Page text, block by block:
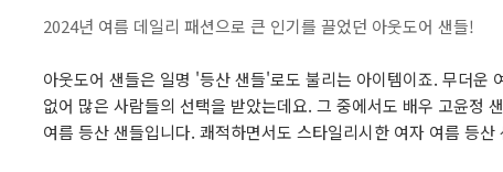
2024년 여름 데일리 패션으로 큰 인기를 끌었던 아웃도어 샌들!
아웃도어 샌들은 일명 '등산 샌들'로도 불리는 아이템이죠. 무더운
없어 많은 사람들의 선택을 받았는데요. 그 중에서도 배우 고윤정
여름 등산 샌들입니다. 쾌적하면서도 스타일리시한 여자 여름 등